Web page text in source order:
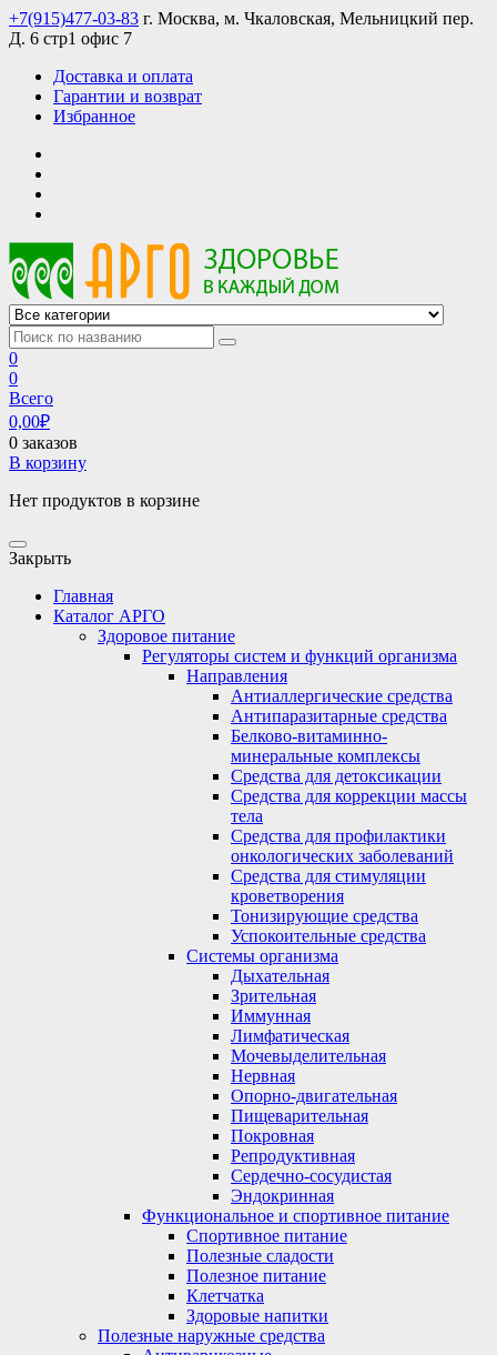
Skip
to
+7(915)477-03-83 г. Москва, м. Чкаловская, Мельницкий пер.
Д. 6 стр1 офис 7
Доставка и оплата
Гарантии и возврат
Избранное
АРГО интернет магазин, доставка в Москве и по всей России
АРГО каталог каталог продукции, официальные цены
0
0
Всего
0,00₽
0 заказов
В корзину
Нет продуктов в корзине
Закрыть
Главная
Каталог АРГО
Здоровое питание
Регуляторы систем и функций организма
Направления
Антиаллергические средства
Антипаразитарные средства
Белково-витаминно-
минеральные комплексы
Средства для детоксикации
Средства для коррекции массы
тела
Средства для профилактики
онкологических заболеваний
Средства для стимуляции
кроветворения
Тонизирующие средства
Успокоительные средства
Системы организма
Дыхательная
Зрительная
Иммунная
Лимфатическая
Мочевыделительная
Нервная
Опорно-двигательная
Пищеварительная
Покровная
Репродуктивная
Сердечно-сосудистая
Эндокринная
Функциональное и спортивное питание
Спортивное питание
Полезные сладости
Полезное питание
Клетчатка
Здоровые напитки
Полезные наружные средства